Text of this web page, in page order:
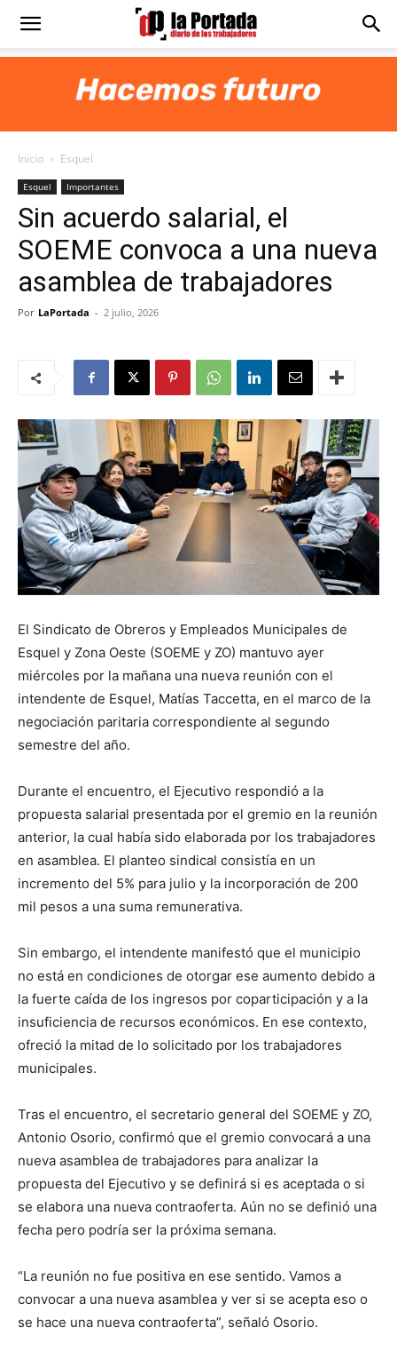
Diario
Portada
Inicio Esquel
Esquel Importantes
Sin acuerdo salarial, el
SOEME convoca a una nueva
asamblea de trabajadores
Por LaPortada - 2 julio, 2026
El Sindicato de Obreros y Empleados Municipales de
Esquel y Zona Oeste (SOEME y ZO) mantuvo ayer
miércoles por la mañana una nueva reunión con el
intendente de Esquel, Matías Taccetta, en el marco de la
negociación paritaria correspondiente al segundo
semestre del año.
Durante el encuentro, el Ejecutivo respondió a la
propuesta salarial presentada por el gremio en la reunión
anterior, la cual había sido elaborada por los trabajadores
en asamblea. El planteo sindical consistía en un
incremento del 5% para julio y la incorporación de 200
mil pesos a una suma remunerativa.
Sin embargo, el intendente manifestó que el municipio
no está en condiciones de otorgar ese aumento debido a
la fuerte caída de los ingresos por coparticipación y a la
insuficiencia de recursos económicos. En ese contexto,
ofreció la mitad de lo solicitado por los trabajadores
municipales.
Tras el encuentro, el secretario general del SOEME y ZO,
Antonio Osorio, confirmó que el gremio convocará a una
nueva asamblea de trabajadores para analizar la
propuesta del Ejecutivo y se definirá si es aceptada o si
se elabora una nueva contraoferta. Aún no se definió una
fecha pero podría ser la próxima semana.
“La reunión no fue positiva en ese sentido. Vamos a
convocar a una nueva asamblea y ver si se acepta eso o
se hace una nueva contraoferta”, señaló Osorio.